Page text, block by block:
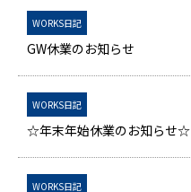
WORKS日記
GW休業のお知らせ
WORKS日記
☆年末年始休業のお知らせ☆
WORKS日記